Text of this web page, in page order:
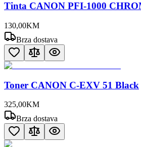
Tinta CANON PFI-1000
130,00KM
Brza dostava
Toner CANON C-EXV 51 Black
325,00KM
Brza dostava